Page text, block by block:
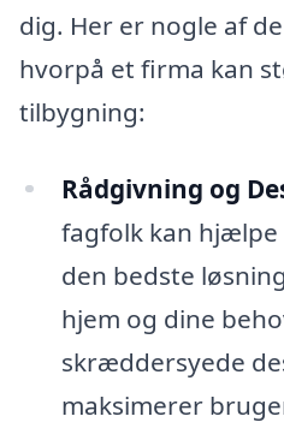
dig. Her er nogle af
hvorpå et firma kan
tilbygning:
Rådgivning og
fagfolk kan
den bedste
hjem og dine
skræddersyede
maksimerer